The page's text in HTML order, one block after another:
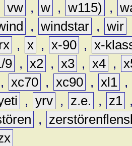
vw , w , w115) ,
, windstar , wir
, x , x-90 , x-
9 , x2 , x3 , x4 ,
, xc70 , xc90 , xl1 ,
, yrv , z.e. , z1
,